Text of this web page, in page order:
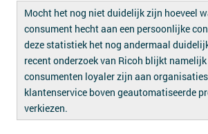
Mocht het nog niet duidelijk zijn hoeveel
consument hecht aan een persoonlijke
deze statistiek het nog andermaal
recent onderzoek van Ricoh blijkt
consumenten loyaler zijn aan
klantenservice boven geautomatiseerde
verkiezen.